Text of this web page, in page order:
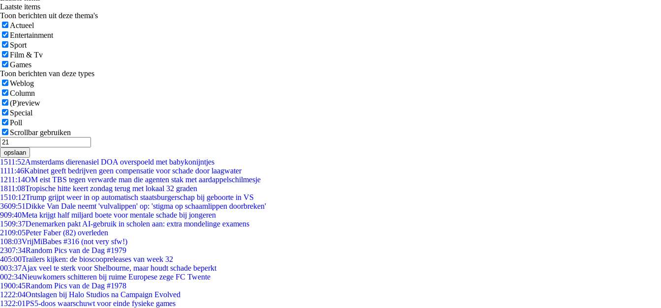
Laatste items
Toon berichten uit deze thema's
Actueel
Entertainment
Sport
Film & Tv
Games
Toon berichten van deze types
Weblog
Column
(P)review
Special
Poll
Scrollbar gebruiken
opslaan
1511:52Amsterdams dierenasiel DOA overspoeld met babykonijntjes
1111:46Kabinet geeft bedrijven geen compensatie voor schade door laagwater
1211:14OM eist TBS tegen verwarde man die agenten stak met aardappelschilmesje
1811:08Tropische hitte keert zondag terug met lokaal 32 graden
1510:12Trump grijpt weer in op automatisch staatsburgerschap bij geboorte in VS
3609:51Dikke Van Dale neemt 'vulvalippen' op: 'stigma op schaamlippen doorbreken'
909:40Meta krijgt half miljard boete voor mentale schade bij jongeren
1509:37Denemarken pakt AI-gebruik in scholen aan: extra mondelinge examens
2109:05Peter Faber (82) overleden
108:03VrijMiBabes #316 (not very sfw!)
2307:34Random Pics van de Dag #1979
405:00Trailers kijken: de bioscoopreleases van week 32
003:37Ajax veel te sterk voor Shelbourne, maar houdt schade beperkt
002:34Nieuwkomers schitteren bij ruime Europese zege FC Twente
1900:45Random Pics van de Dag #1978
1222:04Ontslagen bij Halo Studios na Campaign Evolved
1322:01PS5-doos waarschuwt voor einde fysieke games